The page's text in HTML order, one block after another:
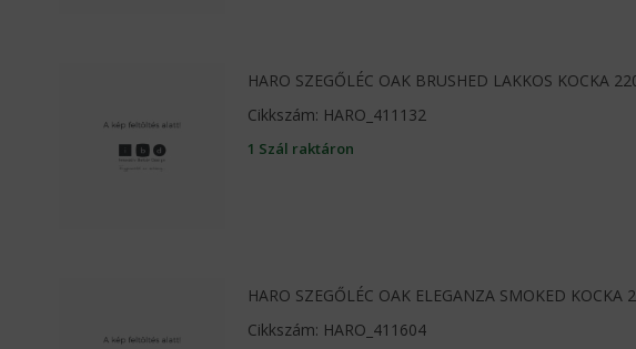
HARO SZEGŐLÉC OAK BRUSHED LAKKOS KOCKA
Cikkszám: HARO_411132
1 Szál raktáron
HARO SZEGŐLÉC OAK ELEGANZA SMOKED KOCKA
Cikkszám: HARO_411604